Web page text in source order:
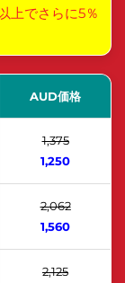
上でさらに5％
AUD価格
1,375
1,250
2,062
1,560
2,125